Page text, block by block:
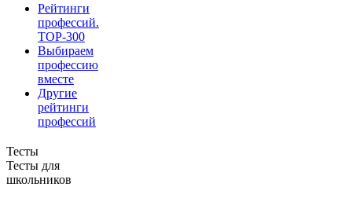
Рейтинги
профессий.
TOP-300
Выбираем
профессию
вместе
Другие
рейтинги
профессий
Тесты
Тесты для
школьников